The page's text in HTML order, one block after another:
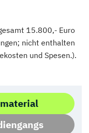
15.800,- Euro
nicht enthalten
und Spesen.).